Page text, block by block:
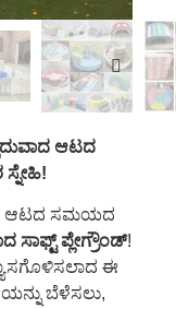
ಆಟದ
ಆಟದ ಸಮಯದ
ಸಾಫ್ಟ್ ಪ್ಲೇಗ್ರೌಂಡ್!
ಈ
ಬೆಳೆಸಲು,